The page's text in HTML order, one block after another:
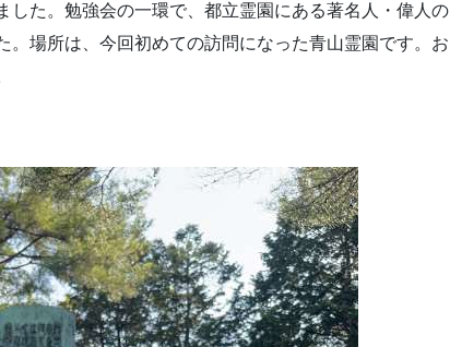
た。勉強会の一環で、都立霊園にある著名人・偉人の
場所は、今回初めての訪問になった青山霊園です。お